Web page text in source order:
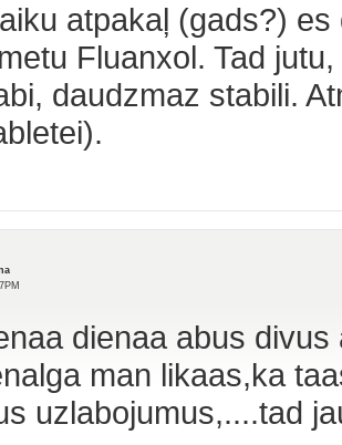
atpakaļ (gads?)
Fluanxol. Tad
daudzmaz stabili.
dienaa abus divus
man likaas,ka
uzlabojumus,....tad